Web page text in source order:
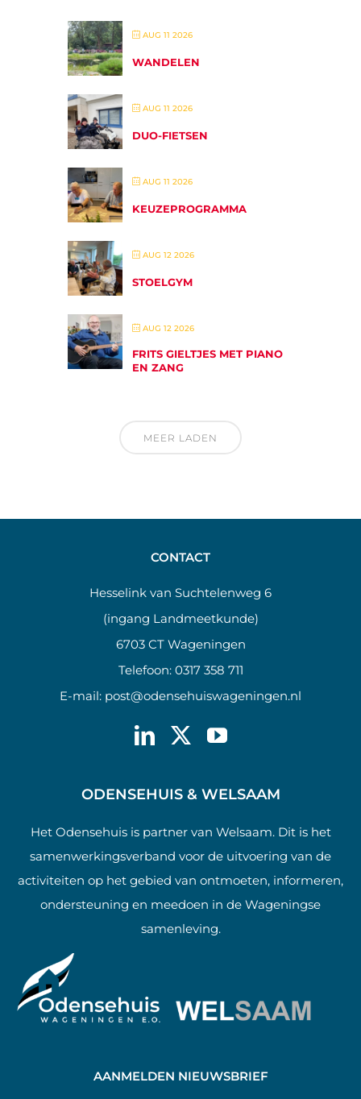
AUG 11 2026
WANDELEN
AUG 11 2026
DUO-FIETSEN
AUG 11 2026
KEUZEPROGRAMMA
AUG 12 2026
STOELGYM
AUG 12 2026
FRITS GIELTJES MET PIANO
EN ZANG
MEER LADEN
CONTACT
Hesselink van Suchtelenweg 6
(ingang Landmeetkunde)
6703 CT Wageningen
Telefoon: 0317 358 711
E-mail: post@odensehuiswageningen.nl
ODENSEHUIS & WELSAAM
Het Odensehuis is partner van Welsaam. Dit is het
samenwerkingsverband voor de uitvoering van de
activiteiten op het gebied van ontmoeten, informeren,
ondersteuning en meedoen in de Wageningse
samenleving.
AANMELDEN NIEUWSBRIEF